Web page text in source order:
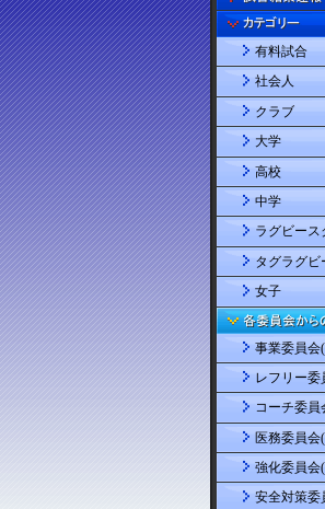
有料試合
社会人
クラブ
大学
高校
中学
ラグビース
タグラグビ
女子
事業委員会
レフリー委
コーチ委員
医務委員会
強化委員会
安全対策委